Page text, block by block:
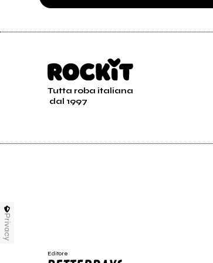
Tutta roba italiana
dal 1997
Editore
Privacy